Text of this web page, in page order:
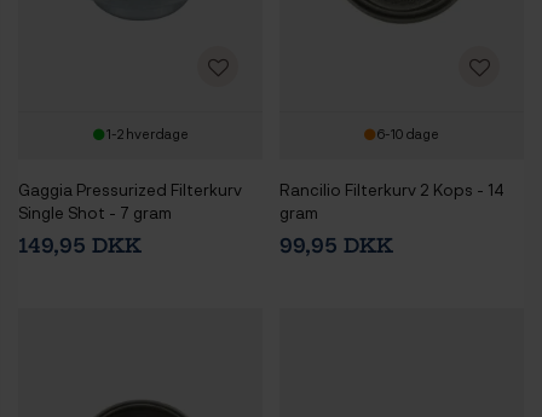
1-2 hverdage
Gaggia Pressurized Filterkurv
Single Shot - 7 gram
149,95 DKK
6-10 dage
Rancilio Filterkurv 2 Kops - 14
gram
99,95 DKK